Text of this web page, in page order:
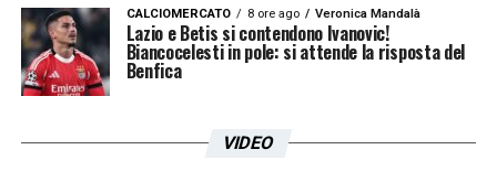
CALCIOMERCATO 8 ore ago Veronica Mandalà
Lazio e Betis si contendono Ivanovic!
Biancocelesti in pole: si attende la risposta del
Benfica
VIDEO